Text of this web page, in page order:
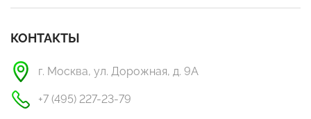
КОНТАКТЫ
г. Москва, ул. Дорожная, д. 9А
+7 (495) 227-23-79